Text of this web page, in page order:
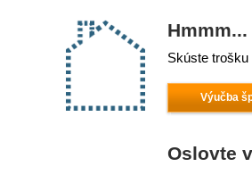
Skúste
Výučba
Oslovte